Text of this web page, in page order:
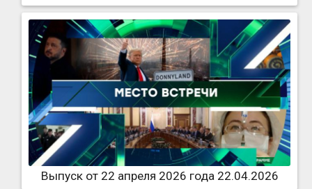
Выпуск от 22 апреля 2026 года 22.04.2026